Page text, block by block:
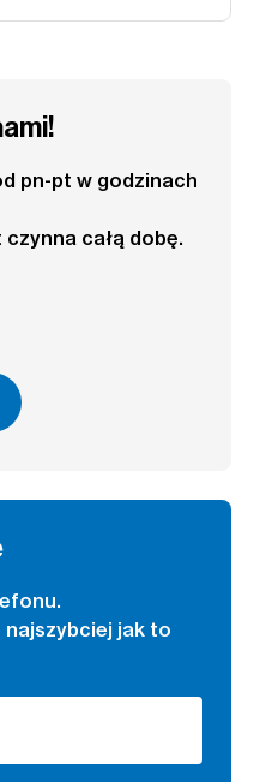
pn-pt w godzinach
całą dobę.
najszybciej jak to